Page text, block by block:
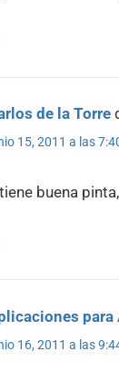
de la Torre
15, 2011 a las
buena
para
16, 2011 a las